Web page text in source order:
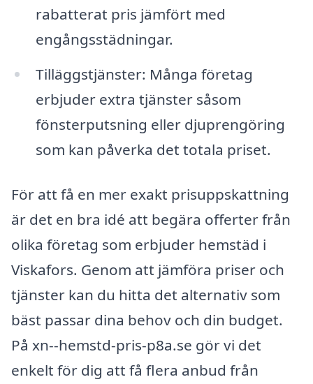
rabatterat pris jämfört med
engångsstädningar.
Tilläggstjänster: Många företag
erbjuder extra tjänster såsom
fönsterputsning eller djuprengöring
som kan påverka det totala priset.
För att få en mer exakt prisuppskattning
är det en bra idé att begära offerter från
olika företag som erbjuder hemstäd i
Viskafors. Genom att jämföra priser och
tjänster kan du hitta det alternativ som
bäst passar dina behov och din budget.
På xn--hemstd-pris-p8a.se gör vi det
enkelt för dig att få flera anbud från